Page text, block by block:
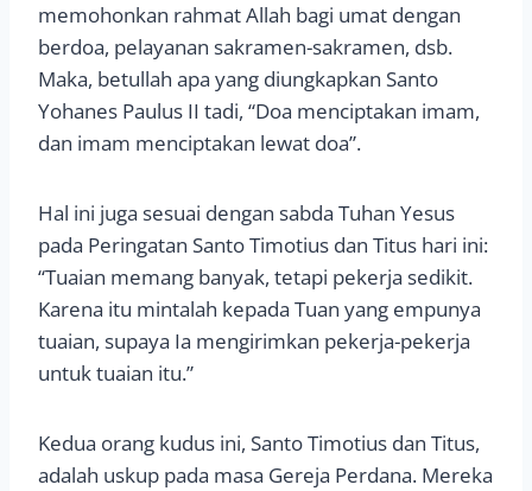
memohonkan rahmat Allah bagi umat dengan
berdoa, pelayanan sakramen-sakramen, dsb.
Maka, betullah apa yang diungkapkan Santo
Yohanes Paulus II tadi, “Doa menciptakan imam,
dan imam menciptakan lewat doa”.
Hal ini juga sesuai dengan sabda Tuhan Yesus
pada Peringatan Santo Timotius dan Titus hari ini:
“Tuaian memang banyak, tetapi pekerja sedikit.
Karena itu mintalah kepada Tuan yang empunya
tuaian, supaya Ia mengirimkan pekerja-pekerja
untuk tuaian itu.”
Kedua orang kudus ini, Santo Timotius dan Titus,
adalah uskup pada masa Gereja Perdana. Mereka